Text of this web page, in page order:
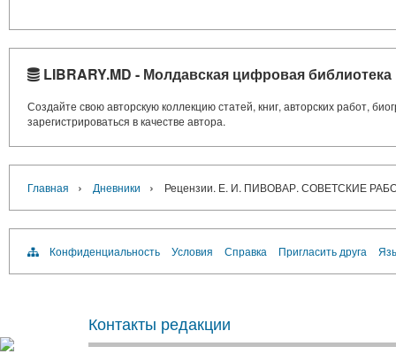
LIBRARY.MD - Молдавская цифровая библиотека
Создайте свою авторскую коллекцию статей, книг, авторских работ,
зарегистрироваться в качестве автора.
Главная › Дневники › Рецензии. Е. И. ПИВОВАР. СОВЕТСКИЕ
Конфиденциальность Условия Справка Пригласить друга
Контакты редакции